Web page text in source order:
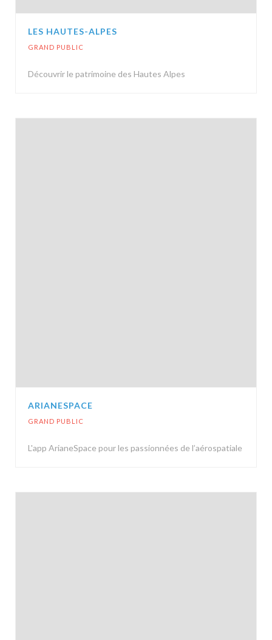
LES HAUTES-ALPES
GRAND PUBLIC
Découvrir le patrimoine des Hautes Alpes
ARIANESPACE
GRAND PUBLIC
L'app ArianeSpace pour les passionnées de l’aérospatiale